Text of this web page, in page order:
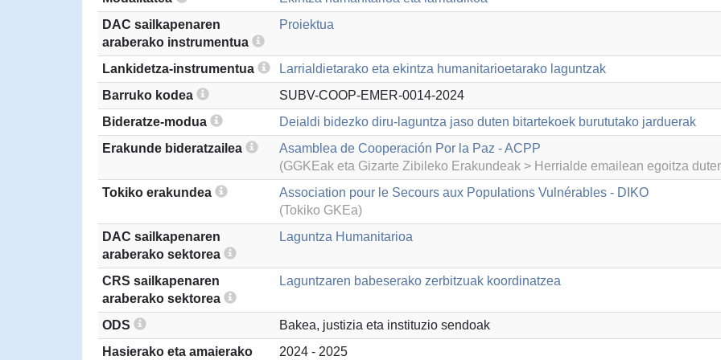
DAC sailkapenaren
araberako instrumentua
Proiektua
Lankidetza-instrumentua
Larrialdietarako eta ekintza humanitarioetarako laguntzak
Barruko kodea
SUBV-COOP-EMER-0014-2024
Bideratze-modua
Deialdi bidezko diru-laguntza jaso duten bitartekoek burututako jarduerak
Erakunde bideratzailea
Asamblea de Cooperación Por la Paz - ACPP
(GGKEak eta Gizarte Zibileko Erakundeak > Herrialde emailean egoitza
Tokiko erakundea
Association pour le Secours aux Populations Vulnérables - DIKO
(Tokiko GKEa)
DAC sailkapenaren
araberako sektorea
Laguntza Humanitarioa
CRS sailkapenaren
araberako sektorea
Laguntzaren babeserako zerbitzuak koordinatzea
ODS
Bakea, justizia eta instituzio sendoak
Hasierako eta amaierako
2024 - 2025